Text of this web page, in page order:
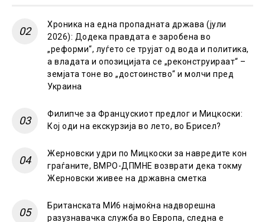
Хроника на една пропадната држава (јули
2026): Додека правдата е заробена во
„реформи“, луѓето се трујат од вода и политика,
а владата и опозицијата се „реконструираат“ –
земјата тоне во „достоинство“ и молчи пред
Украина
Филипче за Францускиот предлог и Мицкоски:
Кој оди на екскурзија во лето, во Брисел?
Жерновски удри по Мицкоски за навредите кон
граѓаните, ВМРО-ДПМНЕ возврати дека токму
Жерновски живее на државна сметка
Британската МИ6 најмоќна надворешна
разузнавачка служба во Европа, следна е